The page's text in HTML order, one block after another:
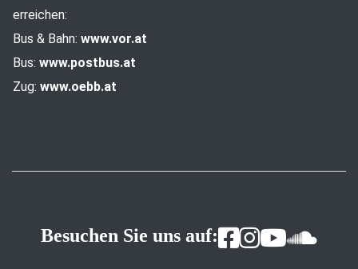
erreichen:
Bus & Bahn: www.vor.at
Bus: www.postbus.at
Zug: www.oebb.at
Besuchen Sie uns auf: